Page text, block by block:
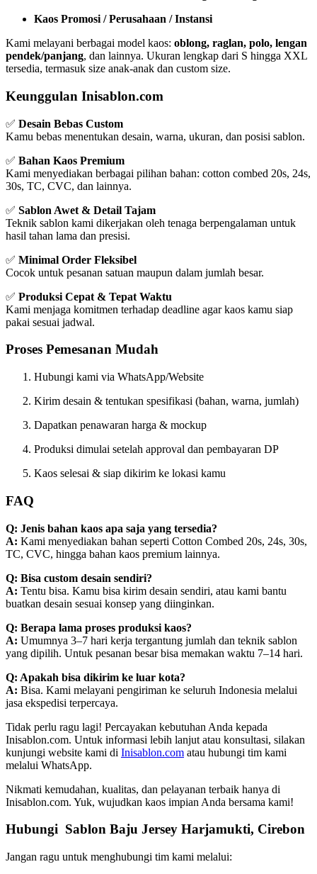
Kaos Promosi / Perusahaan / Instansi
Kami melayani berbagai model kaos: oblong, raglan, polo, lengan
pendek/panjang, dan lainnya. Ukuran lengkap dari S hingga XXL
tersedia, termasuk size anak-anak dan custom size.
Keunggulan Inisablon.com
✅ Desain Bebas Custom
Kamu bebas menentukan desain, warna, ukuran, dan posisi sablon.
✅ Bahan Kaos Premium
Kami menyediakan berbagai pilihan bahan: cotton combed 20s, 24s,
30s, TC, CVC, dan lainnya.
✅ Sablon Awet & Detail Tajam
Teknik sablon kami dikerjakan oleh tenaga berpengalaman untuk
hasil tahan lama dan presisi.
✅ Minimal Order Fleksibel
Cocok untuk pesanan satuan maupun dalam jumlah besar.
✅ Produksi Cepat & Tepat Waktu
Kami menjaga komitmen terhadap deadline agar kaos kamu siap
pakai sesuai jadwal.
Proses Pemesanan Mudah
Hubungi kami via WhatsApp/Website
Kirim desain & tentukan spesifikasi (bahan, warna, jumlah)
Dapatkan penawaran harga & mockup
Produksi dimulai setelah approval dan pembayaran DP
Kaos selesai & siap dikirim ke lokasi kamu
FAQ
Q: Jenis bahan kaos apa saja yang tersedia?
A: Kami menyediakan bahan seperti Cotton Combed 20s, 24s, 30s,
TC, CVC, hingga bahan kaos premium lainnya.
Q: Bisa custom desain sendiri?
A: Tentu bisa. Kamu bisa kirim desain sendiri, atau kami bantu
buatkan desain sesuai konsep yang diinginkan.
Q: Berapa lama proses produksi kaos?
A: Umumnya 3–7 hari kerja tergantung jumlah dan teknik sablon
yang dipilih. Untuk pesanan besar bisa memakan waktu 7–14 hari.
Q: Apakah bisa dikirim ke luar kota?
A: Bisa. Kami melayani pengiriman ke seluruh Indonesia melalui
jasa ekspedisi terpercaya.
Tidak perlu ragu lagi! Percayakan kebutuhan Anda kepada
Inisablon.com. Untuk informasi lebih lanjut atau konsultasi, silakan
kunjungi website kami di Inisablon.com atau hubungi tim kami
melalui WhatsApp.
Nikmati kemudahan, kualitas, dan pelayanan terbaik hanya di
Inisablon.com. Yuk, wujudkan kaos impian Anda bersama kami!
Hubungi Sablon Baju Jersey Harjamukti, Cirebon
Jangan ragu untuk menghubungi tim kami melalui: